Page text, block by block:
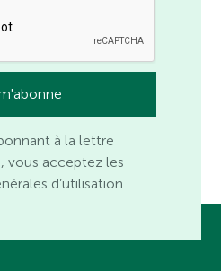
à la lettre
vous acceptez les
d’utilisation.